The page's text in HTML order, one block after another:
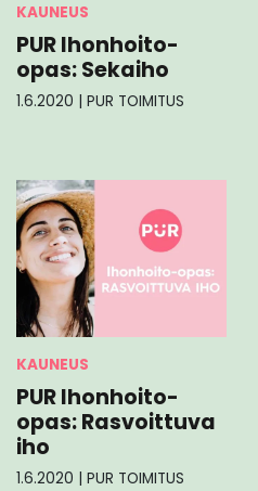
KAUNEUS
PUR Ihonhoito-
opas: Sekaiho
1.6.2020 | PUR TOIMITUS
KAUNEUS
PUR Ihonhoito-
opas: Rasvoittuva
iho
1.6.2020 PUR TOIMITUS